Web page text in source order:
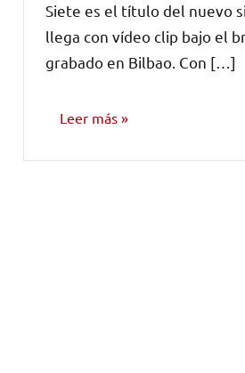
comentarios
Siete es el título del nuevo
llega con vídeo clip bajo el
grabado en Bilbao. Con […]
Leer más